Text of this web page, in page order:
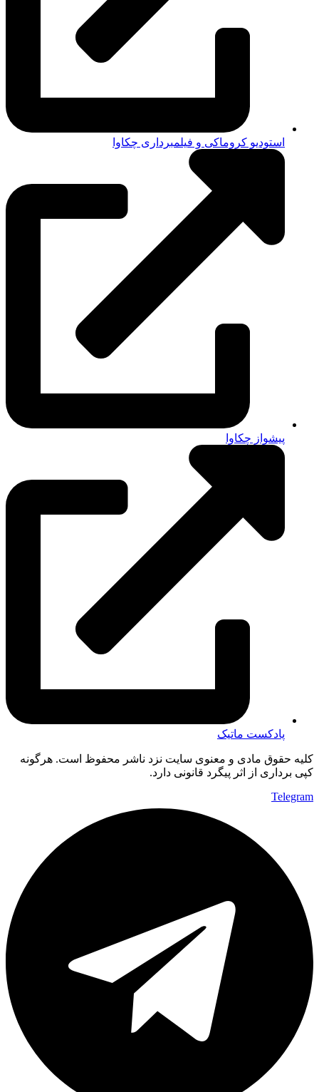
استودیو کروماکی و فیلمبرداری چکاوا
پیشواز چکاوا
پادکست ماتیک
کلیه حقوق مادی و معنوی سایت نزد ناشر محفوظ است. هرگونه
کپی برداری از اثر پیگرد قانونی دارد.
Telegram